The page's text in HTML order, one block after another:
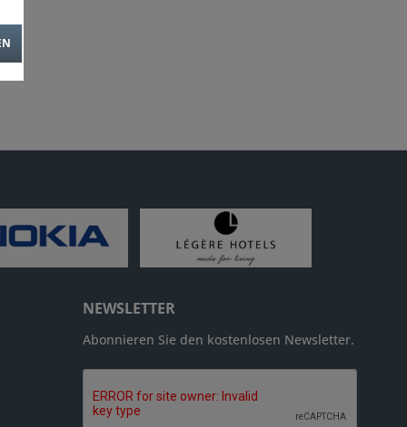
NEWSLETTER
Abonnieren Sie den kostenlosen Newsletter.